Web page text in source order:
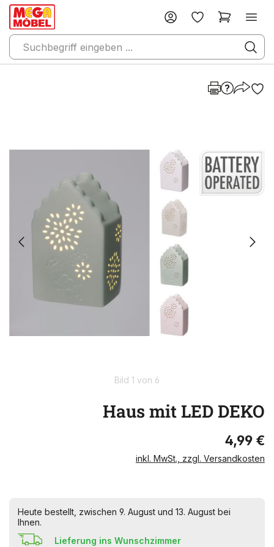
Bild 1 von 6
Haus mit LED DEKO
4,99 €
inkl. MwSt., zzgl. Versandkosten
Heute bestellt, zwischen 9. August und 13. August bei
Ihnen.
Lieferung ins Wunschzimmer